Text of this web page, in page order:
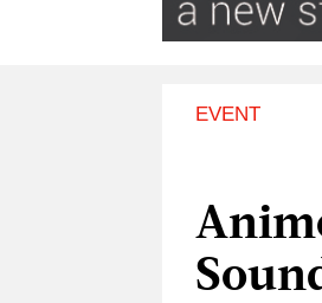
EVENT